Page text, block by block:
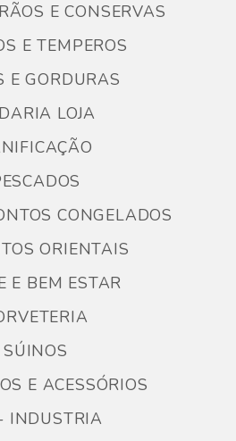
E CONSERVAS
E TEMPEROS
E GORDURAS
LOJA
CONGELADOS
ORIENTAIS
E BEM ESTAR
SÚINOS
E ACESSÓRIOS
INDUSTRIA